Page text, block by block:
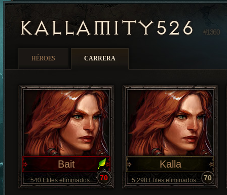
KALLAMITY526 #1360
HÉROES CARRERA
Bait
540 Elites eliminados 70
Kalla
5,298 Elites eliminados 70